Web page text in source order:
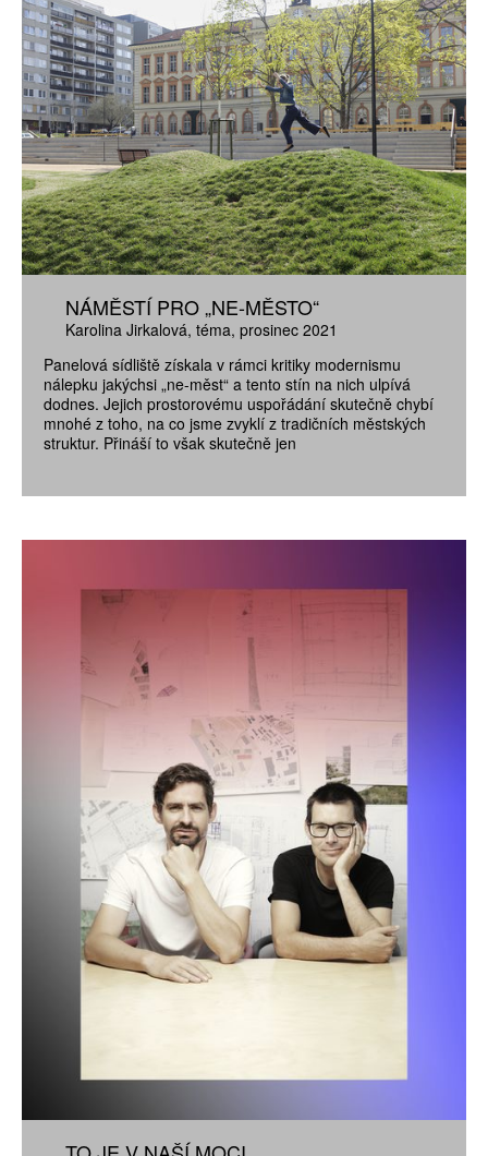
NÁMĚSTÍ PRO „NE-MĚSTO“
Karolina Jirkalová téma prosinec 2021
Panelová sídliště získala v rámci kritiky modernismu
nálepku jakýchsi „ne-měst“ a tento stín na nich ulpívá
dodnes. Jejich prostorovému uspořádání skutečně chybí
mnohé z toho, na co jsme zvyklí z tradičních městských
struktur. Přináší to však skutečně jen